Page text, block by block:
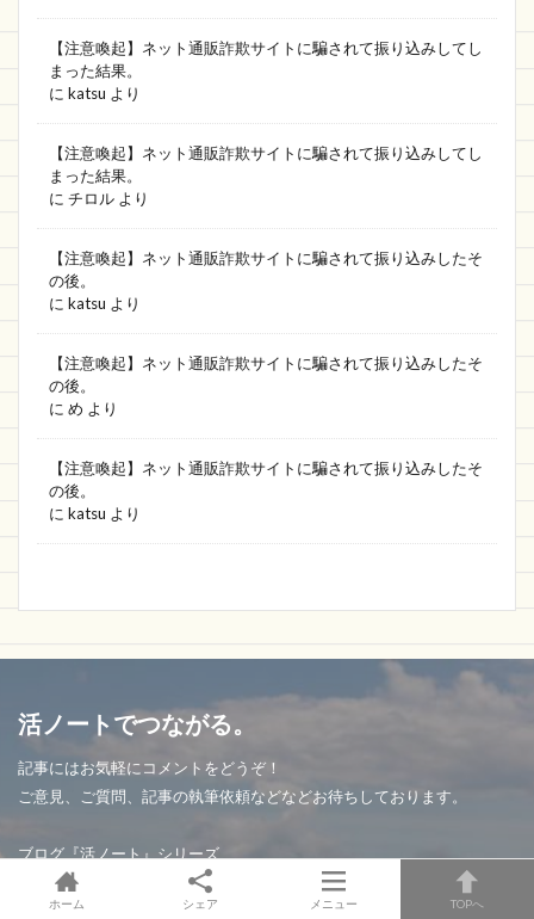
【注意喚起】ネット通販詐欺サイトに騙されて振り込みしてし
まった結果。
に katsu より
【注意喚起】ネット通販詐欺サイトに騙されて振り込みしてし
まった結果。
に チロル より
【注意喚起】ネット通販詐欺サイトに騙されて振り込みしたそ
の後。
に katsu より
【注意喚起】ネット通販詐欺サイトに騙されて振り込みしたそ
の後。
に め より
【注意喚起】ネット通販詐欺サイトに騙されて振り込みしたそ
の後。
に katsu より
活ノートでつながる。
記事にはお気軽にコメントをどうぞ！
ご意見、ご質問、記事の執筆依頼などなどお待ちしております。
ブログ『活ノート』シリーズ
・活ノート
・詐欺情報をまとめるブログ。by活ノート
ホーム シェア メニュー TOPへ